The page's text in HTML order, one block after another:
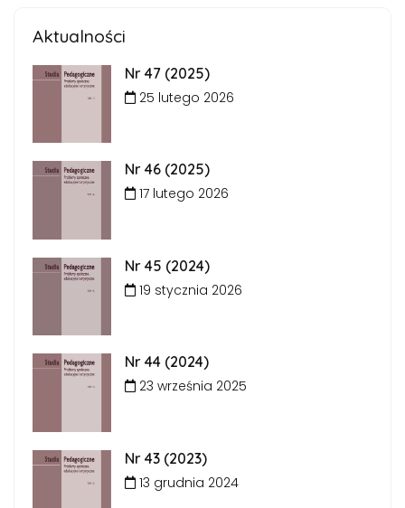
Aktualności
Nr 47 (2025)
25 lutego 2026
Nr 46 (2025)
17 lutego 2026
Nr 45 (2024)
19 stycznia 2026
Nr 44 (2024)
23 września 2025
Nr 43 (2023)
13 grudnia 2024